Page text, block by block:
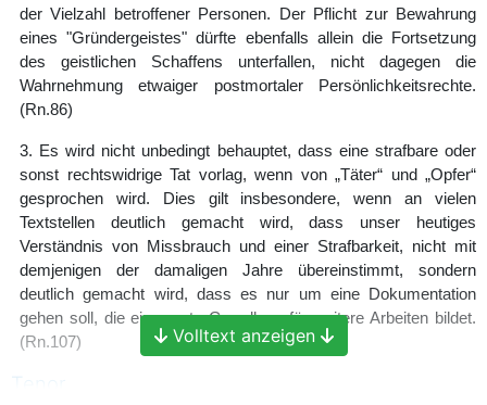
der Vielzahl betroffener Personen. Der Pflicht zur Bewahrung
eines "Gründergeistes" dürfte ebenfalls allein die Fortsetzung
des geistlichen Schaffens unterfallen, nicht dagegen die
Wahrnehmung etwaiger postmortaler Persönlichkeitsrechte.
(Rn.86)
3. Es wird nicht unbedingt behauptet, dass eine strafbare oder
sonst rechtswidrige Tat vorlag, wenn von „Täter“ und „Opfer“
gesprochen wird. Dies gilt insbesondere, wenn an vielen
Textstellen deutlich gemacht wird, dass unser heutiges
Verständnis von Missbrauch und einer Strafbarkeit, nicht mit
demjenigen der damaligen Jahre übereinstimmt, sondern
deutlich gemacht wird, dass es nur um eine Dokumentation
gehen soll, die eine erste Grundlage für weitere Arbeiten bildet.
(Rn.107)
Tenor
Volltext anzeigen